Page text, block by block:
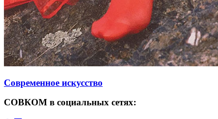
Современное искусство
СОВКОМ в социальных сетях: